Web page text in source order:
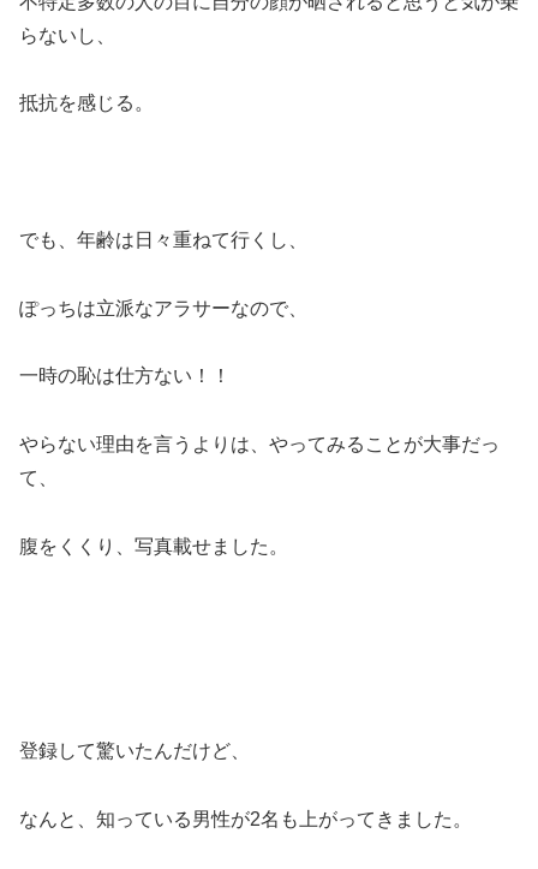
らないし、
抵抗を感じる。
でも、年齢は日々重ねて行くし、
ぽっちは立派なアラサーなので、
一時の恥は仕方ない！！
やらない理由を言うよりは、やってみることが大事だっ
て、
腹をくくり、写真載せました。
登録して驚いたんだけど、
なんと、知っている男性が2名も上がってきました。